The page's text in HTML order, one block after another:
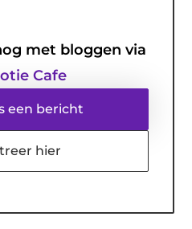
met bloggen via
Cafe
een bericht
hier